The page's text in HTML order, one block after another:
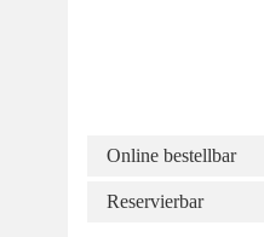
Online bestellbar
Reservierbar